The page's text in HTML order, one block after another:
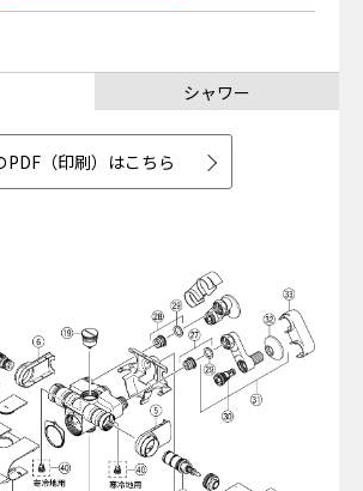
シャワー
PDF（印刷）はこちら